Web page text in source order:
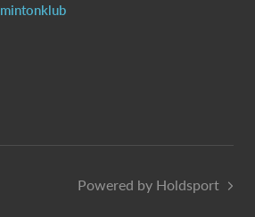
Powered by Holdsport